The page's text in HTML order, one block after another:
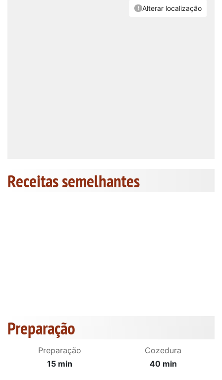
Receitas semelhantes
Preparação
Preparação
15 min
Cozedura
40 min